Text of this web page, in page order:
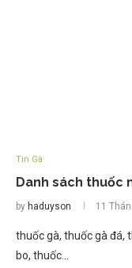
Tin Gà
Danh sách thuốc
by haduyson 11
thuốc gà, thuốc gà đá,
bo, thuốc…